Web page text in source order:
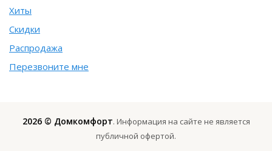
Хиты
Скидки
Распродажа
Перезвоните мне
2026 © Домкомфорт. Информация на сайте не является
публичной офертой.